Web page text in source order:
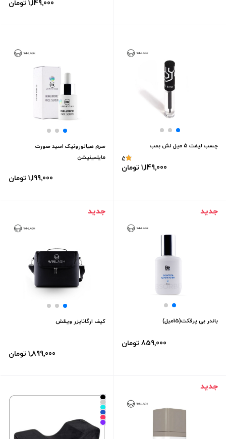
1٬149٬000 تومان
چسب لیفت ۵ میل لش بمب
5
1٬149٬000 تومان
سرم هیالورونیک اسید صورت
مایلمینیشن
1٬199٬000 تومان
جدید
باندر بی پرفکت(15میل)
859٬000 تومان
جدید
کیف ارگانایزر وینلش
1٬899٬000 تومان
جدید